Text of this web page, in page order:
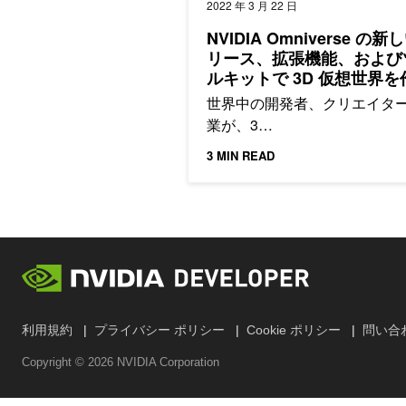
2022 年 3 月 22 日
NVIDIA Omniverse の新し
リース、拡張機能、およ
ルキットで 3D 仮想世界を
する
世界中の開発者、クリエイタ
業が、3…
3 MIN READ
利用規約 プライバシー ポリシー Cookie ポリシー 問い合
Copyright © 2026 NVIDIA Corporation